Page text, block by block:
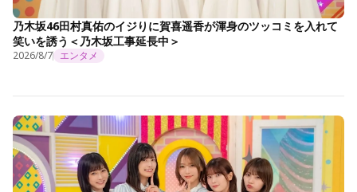
乃木坂46田村真佑のイジりに賀喜遥香が渾身のツッコミを入れて
笑いを誘う＜乃木坂工事延長中＞
2026/8/7 エンタメ